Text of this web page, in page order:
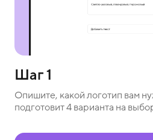
Шаг 1
Опишите, какой логотип вам
подготовит 4 варианта на